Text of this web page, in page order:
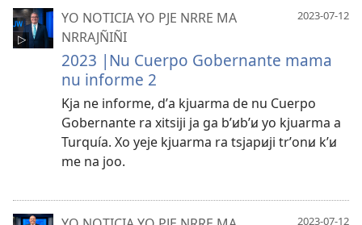
2023-07-12
YO NOTICIA YO PJE NRRE MA
NRRAJÑIÑI
2023 |Nu Cuerpo Gobernante mama
nu informe 2
Kja ne informe, dʼa kjuarma de nu Cuerpo
Gobernante ra xitsiji ja ga bʼꞹbʼꞹ yo kjuarma a
Turquía. Xo yeje kjuarma ra tsjapꞹji trʼonꞹ kʼꞹ
me na joo.
2023-07-12